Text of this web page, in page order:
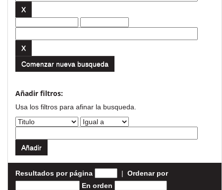
Comenzar nueva busqueda
Añadir filtros:
Usa los filtros para afinar la busqueda.
Resultados por página | Ordenar por
En orden